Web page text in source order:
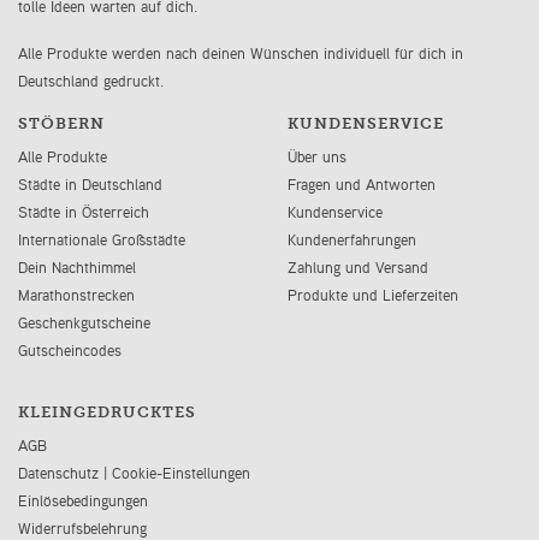
tolle Ideen warten auf dich.
Alle Produkte werden nach deinen Wünschen individuell für dich in
Deutschland gedruckt.
STÖBERN
Alle Produkte
Städte in Deutschland
Städte in Österreich
Internationale Großstädte
Dein Nachthimmel
Marathonstrecken
Geschenkgutscheine
Gutscheincodes
KUNDENSERVICE
Über uns
Fragen und Antworten
Kundenservice
Kundenerfahrungen
Zahlung und Versand
Produkte und Lieferzeiten
KLEINGEDRUCKTES
AGB
Datenschutz | Cookie-Einstellungen
Einlösebedingungen
Widerrufsbelehrung